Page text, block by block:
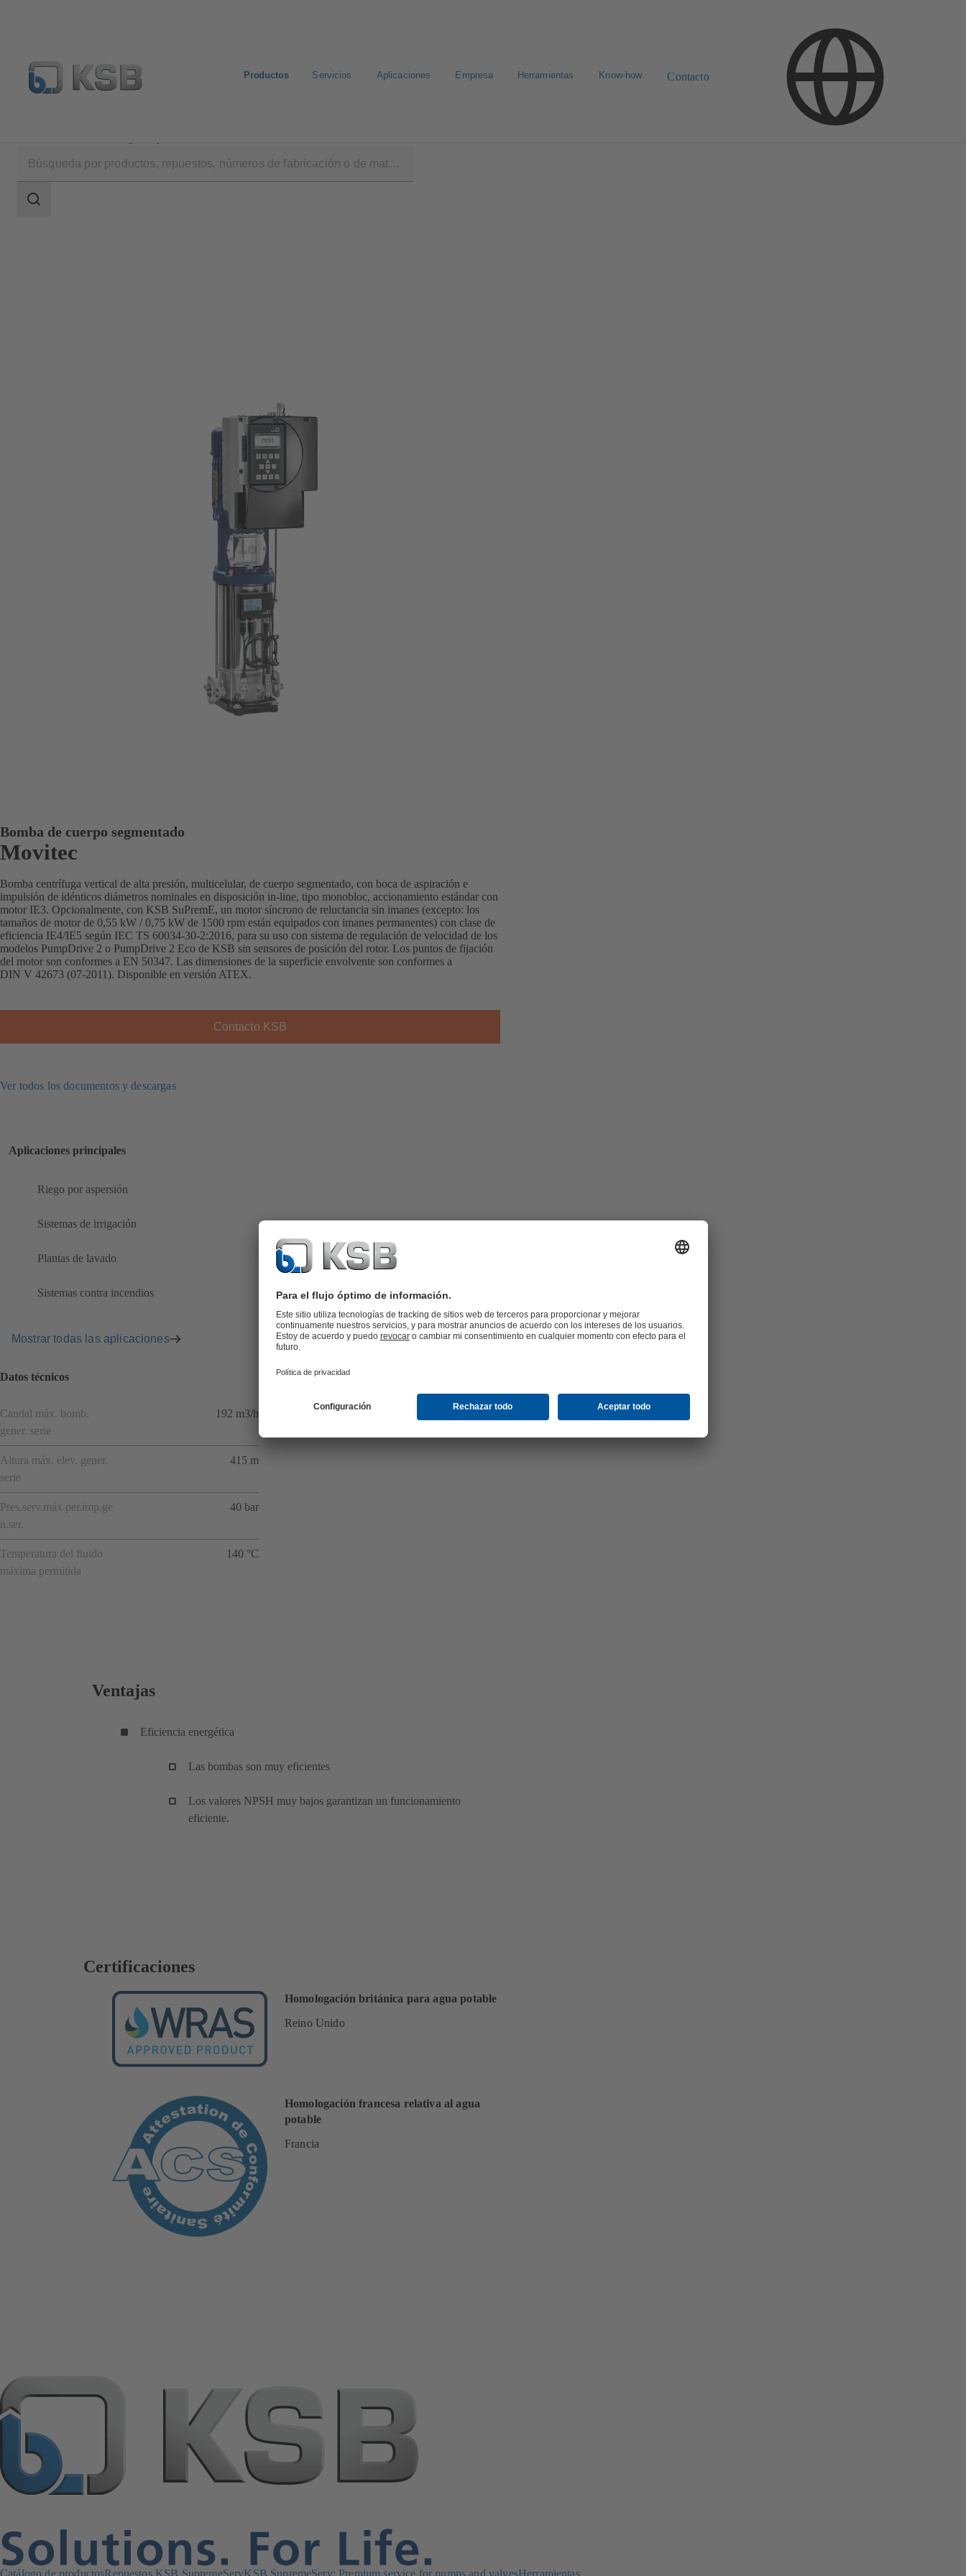
Productos Servicios Aplicaciones Empresa Herramientas Know-how Contacto
Área
Bomba de cuerpo segmentado
Movitec
Bomba centrífuga vertical de alta presión, multicelular, de cuerpo segmentado, con boca de aspiración e
impulsión de idénticos diámetros nominales en disposición in-line, tipo monobloc, accionamiento estándar con
motor IE3. Opcionalmente, con KSB SuPremE, un motor síncrono de reluctancia sin imanes (excepto: los
tamaños de motor de 0,55 kW / 0,75 kW de 1500 rpm están equipados con imanes permanentes) con clase de
eficiencia IE4/IE5 según IEC TS 60034-30-2:2016, para su uso con sistema de regulación de velocidad de los
modelos PumpDrive 2 o PumpDrive 2 Eco de KSB sin sensores de posición del rotor. Los puntos de fijación
del motor son conformes a EN 50347. Las dimensiones de la superficie envolvente son conformes a
DIN V 42673 (07-2011). Disponible en versión ATEX.
Contacto KSB
Ver todos los documentos y descargas
Aplicaciones principales
Riego por aspersión
Sistemas de irrigación
Plantas de lavado
Sistemas contra incendios
Mostrar todas las aplicaciones
Datos técnicos
Caudal máx. bomb.
gener. serie
192 m3/h
Altura máx. elev. gener.
serie
415 m
Pres.serv.máx.per.imp.ge
n.ser.
40 bar
Temperatura del fluido
máxima permitida
140 °C
Ventajas
Eficiencia energética
Las bombas son muy eficientes
Los valores NPSH muy bajos garantizan un funcionamiento
eficiente.
Certificaciones
Homologación británica para agua potable
Reino Unido
Homologación francesa relativa al agua
potable
Francia